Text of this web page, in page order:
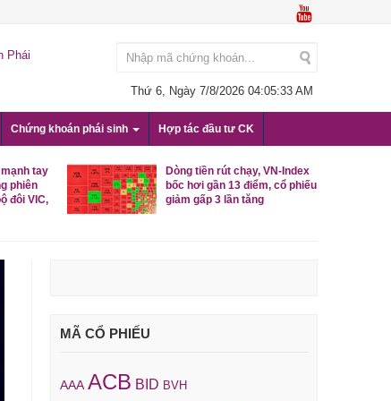
Phái
Thứ 6, Ngày 7/8/2026 04:05:34 AM
Chứng khoán phái sinh Hợp tác đầu tư CK
tay
phiên
đôi VIC,
Dòng tiền rút chạy, VN-Index
bốc hơi gần 13 điểm, cổ phiếu
giảm gấp 3 lần tăng
MÃ CỔ PHIẾU
AAA ACB BID BVH